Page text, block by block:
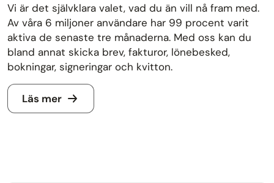
Vi är det självklara valet, vad du än vill nå fram med.
Av våra 6 miljoner användare har 99 procent varit
aktiva de senaste tre månaderna. Med oss kan du
bland annat skicka brev, fakturor, lönebesked,
bokningar, signeringar och kvitton.
Läs mer